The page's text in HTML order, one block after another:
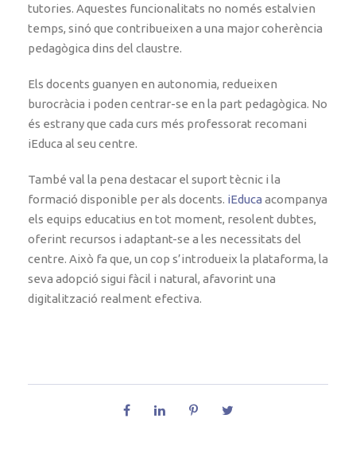
tutories. Aquestes funcionalitats no només estalvien
temps, sinó que contribueixen a una major coherència
pedagògica dins del claustre.
Els docents guanyen en autonomia, redueixen
burocràcia i poden centrar-se en la part pedagògica. No
és estrany que cada curs més professorat recomani
iEduca al seu centre.
També val la pena destacar el suport tècnic i la
formació disponible per als docents. iEduca acompanya
els equips educatius en tot moment, resolent dubtes,
oferint recursos i adaptant-se a les necessitats del
centre. Això fa que, un cop s’introdueix la plataforma, la
seva adopció sigui fàcil i natural, afavorint una
digitalització realment efectiva.